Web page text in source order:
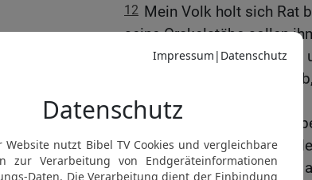
12 Mein Volk holt sich Rat
seine Orakelstäbe sollen
Geist der Hurerei
wenden sich alle von mir
gehören.
13 Sie verbrennen
Bergen und Hügeln, unter
In deren Schatten ist es so